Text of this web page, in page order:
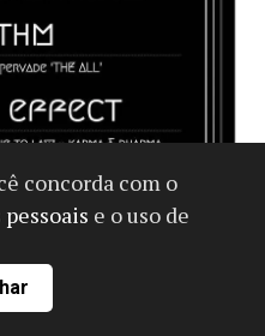
Herméticos
concorda com o
e o uso de